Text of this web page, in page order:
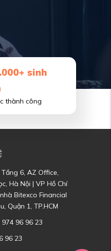
sinh
thành công
6, AZ Office,
Hà Nội | VP Hồ Chí
Bitexco Financial
Quận 1, TP.HCM
974 96 96 23
96 23